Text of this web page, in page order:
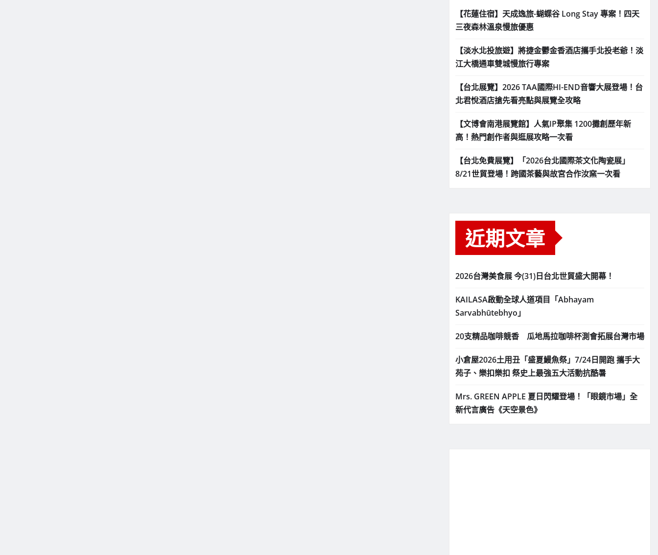
【花蓮住宿】天成逸旅-蝴蝶谷 Long Stay 專案！四天
三夜森林溫泉慢旅優惠
【淡水北投旅遊】將捷金鬱金香酒店攜手北投老爺！淡
江大橋通車雙城慢旅行專案
【台北展覽】2026 TAA國際HI-END音響大展登場！台
北君悅酒店搶先看亮點與展覽全攻略
【文博會南港展覽館】人氣IP聚集 1200攤創歷年新
高！熱門創作者與逛展攻略一次看
【台北免費展覽】「2026台北國際茶文化陶瓷展」
8/21世貿登場！跨國茶藝與故宮合作汝窯一次看
近期文章
2026台灣美食展 今(31)日台北世貿盛大開幕！
KAILASA啟動全球人道項目「Abhayam
Sarvabhūtebhyo」
20支精品咖啡競香 瓜地馬拉咖啡杯測會拓展台灣市場
小倉屋2026土用丑「盛夏鰻魚祭」7/24日開跑 攜手大
苑子、樂扣樂扣 祭史上最強五大活動抗酷暑
Mrs. GREEN APPLE 夏日閃耀登場！「眼鏡市場」全
新代言廣告《天空景色》